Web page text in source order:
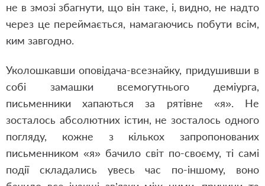
не в змозі збагнути, що він таке, і, видно, не надто
через це переймається, намагаючись побути всім,
ким завгодно.
Уколошкавши оповідача-всезнайку, придушивши в
собі замашки всемогутнього деміурга,
письменники хапаються за рятівне «я». Не
зосталось абсолютних істин, не зосталось одного
погляду, кожне з кількох запропонованих
письменником «я» бачило світ по-своєму, ті самі
події складались увесь час по-іншому, воно